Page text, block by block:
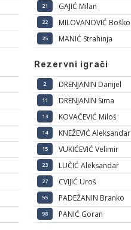
21 GAJIĆ Milan
22 MILOVANOVIĆ Boško
25 MANIĆ Strahinja
Rezervni igrači
2 DRENJANIN Danijel
11 DRENJANIN Sima
13 KOVAČEVIĆ Miloš
14 KNEŽEVIĆ Aleksandar
15 VUKIĆEVIĆ Velimir
23 LUČIĆ Aleksandar
27 CVIJIĆ Uroš
55 PADEŽANIN Branko
98 PANIĆ Goran